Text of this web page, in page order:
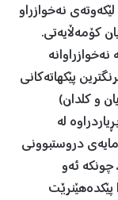
نەخوازراو
كۆمەڵایەتی.
پێكهاتەكانی
و كلدان)
لە
مایەی دروستبوونی
ئەو
پێكدەهێنرێت